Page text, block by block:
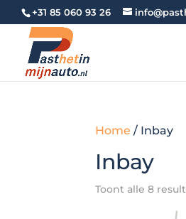
+31 85 060 93 26
Home / Inbay
Inbay
Toont alle 8